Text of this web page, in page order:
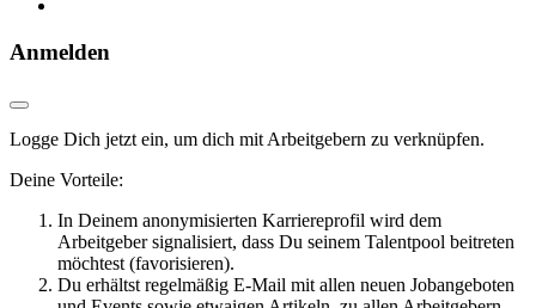
Anmelden
Logge Dich jetzt ein, um dich mit Arbeitgebern zu verknüpfen.
Deine Vorteile:
In Deinem anonymisierten Karriereprofil wird dem
Arbeitgeber signalisiert, dass Du seinem Talentpool beitreten
möchtest (favorisieren).
Du erhältst regelmäßig E-Mail mit allen neuen Jobangeboten